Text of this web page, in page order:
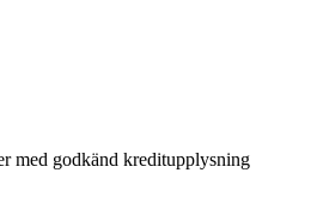
med godkänd kreditupplysning